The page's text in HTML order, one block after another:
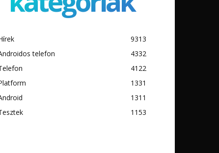
9313
telefon
4332
4122
1331
1311
1153